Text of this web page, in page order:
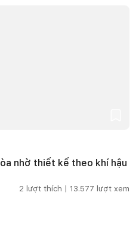
nhờ thiết kế theo khí hậu
2 lượt thích | 13.577 lượt xem